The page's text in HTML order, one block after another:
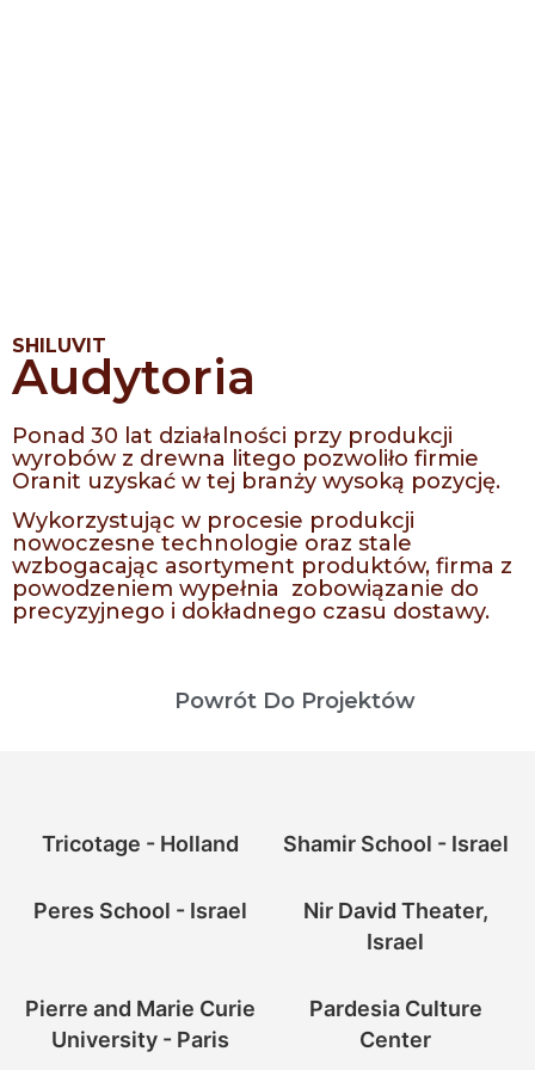
SHILUVIT
Audytoria
Ponad 30 lat działalności przy produkcji
wyrobów z drewna litego pozwoliło firmie
Oranit uzyskać w tej branży wysoką pozycję.
Wykorzystując w procesie produkcji
nowoczesne technologie oraz stale
wzbogacając asortyment produktów, firma z
powodzeniem wypełnia zobowiązanie do
precyzyjnego i dokładnego czasu dostawy.
Powrót Do Projektów
Tricotage - Holland Shamir School - Israel
Peres School - Israel
Nir David Theater,
Israel
Pierre and Marie Curie
University - Paris
Pardesia Culture
Center